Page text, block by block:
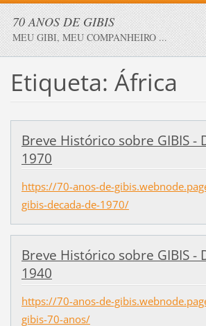
70 ANOS DE GIBIS
MEU GIBI, MEU COMPANHEIRO ...
Etiqueta: África
Breve Histórico sobre GIBIS -
1970
https://70-anos-de-
gibis-decada-de-1970/
Breve Histórico sobre GIBIS -
1940
https://70-anos-de-
gibis-70-anos/